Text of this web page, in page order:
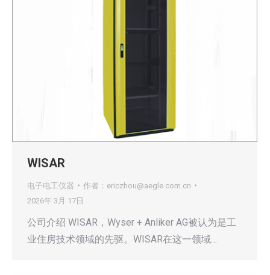
WISAR
电子电工仪器 作者： ericzhou@aegle.com.cn
2026年 3月 17日
公司介绍 WISAR，Wyser + Anliker AG被认为是工
业住房技术领域的先驱。WISAR在这一领域…